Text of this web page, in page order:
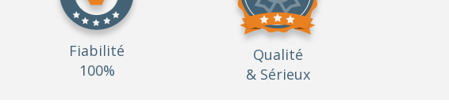
Fiabilité
100%
Qualité
& Sérieux